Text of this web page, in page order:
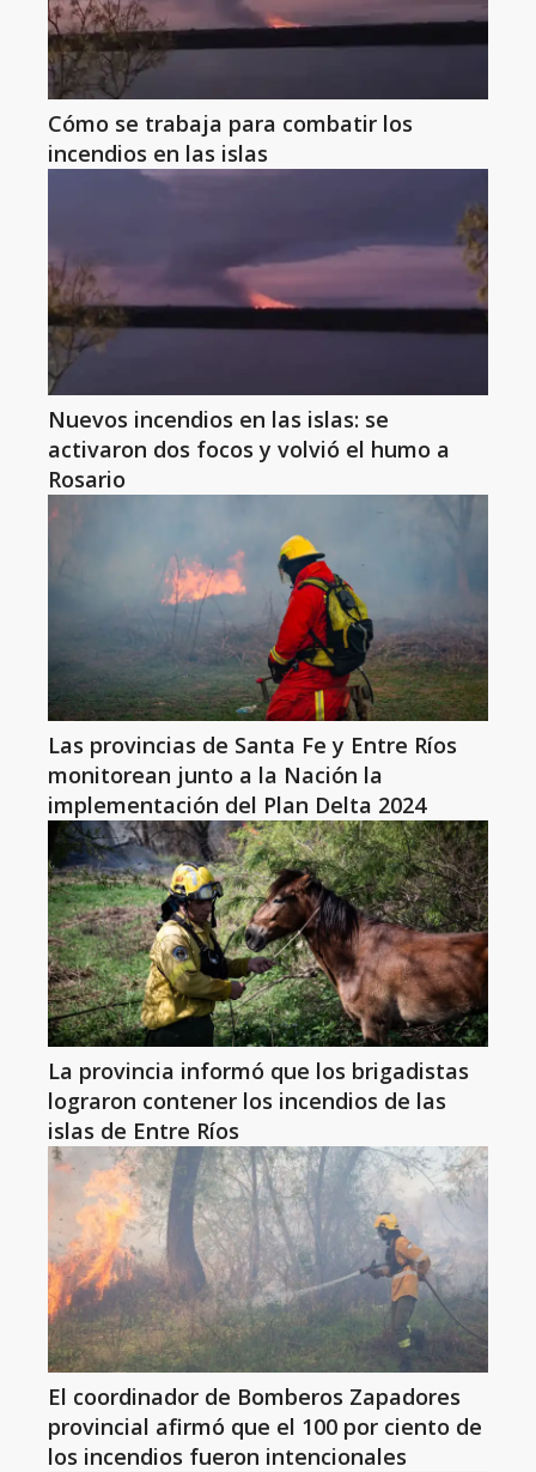
Cómo se trabaja para combatir los
incendios en las islas
Nuevos incendios en las islas: se
activaron dos focos y volvió el humo a
Rosario
Las provincias de Santa Fe y Entre Ríos
monitorean junto a la Nación la
implementación del Plan Delta 2024
La provincia informó que los brigadistas
lograron contener los incendios de las
islas de Entre Ríos
El coordinador de Bomberos Zapadores
provincial afirmó que el 100 por ciento de
los incendios fueron intencionales